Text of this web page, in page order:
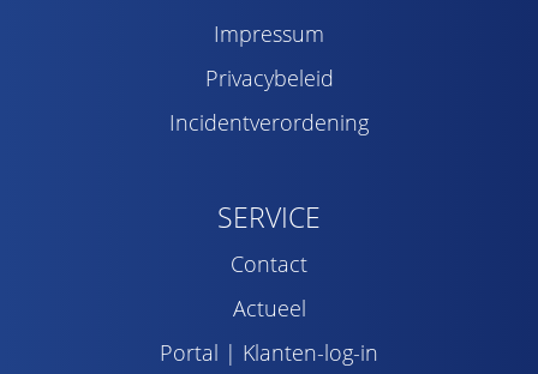
Impressum
Privacybeleid
Incidentverordening
SERVICE
Contact
Actueel
Portal | Klanten-log-in